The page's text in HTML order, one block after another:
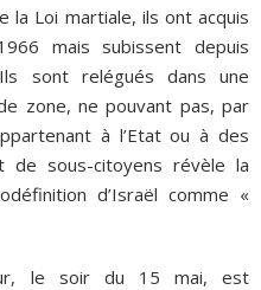
la Loi martiale, ils ont acquis
mais subissent depuis
sont relégués dans une
zone, ne pouvant pas, par
à l’Etat ou à des
de sous-citoyens révèle la
d’Israël comme «
le soir du 15 mai, est